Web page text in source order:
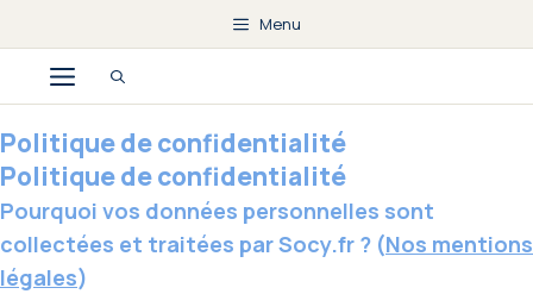
au
contenu
Menu
Menu
Politique de confidentialité
Politique de confidentialité
Pourquoi vos données personnelles sont
collectées et traitées par Socy.fr ? (Nos mentions
légales)